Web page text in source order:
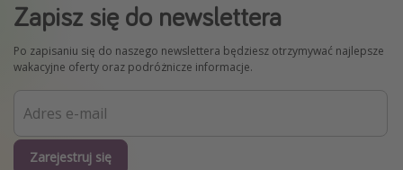
Zapisz się do newslettera
Po zapisaniu się do naszego newslettera będziesz otrzymywać najlepsze
wakacyjne oferty oraz podróżnicze informacje.
Zarejestruj się